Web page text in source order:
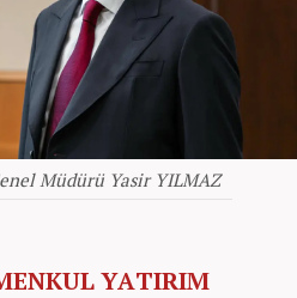
Müdürü Yasir YILMAZ
YATIRIM